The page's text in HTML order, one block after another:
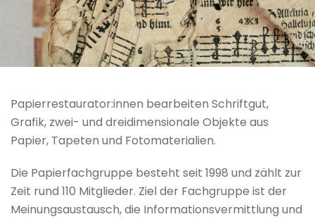
Papierrestaurator:innen bearbeiten Schriftgut,
Grafik, zwei- und dreidimensionale Objekte aus
Papier, Tapeten und Fotomaterialien.
Die Papierfachgruppe besteht seit 1998 und zählt zur
Zeit rund 110 Mitglieder. Ziel der Fachgruppe ist der
Meinungsaustausch, die Informationsvermittlung und